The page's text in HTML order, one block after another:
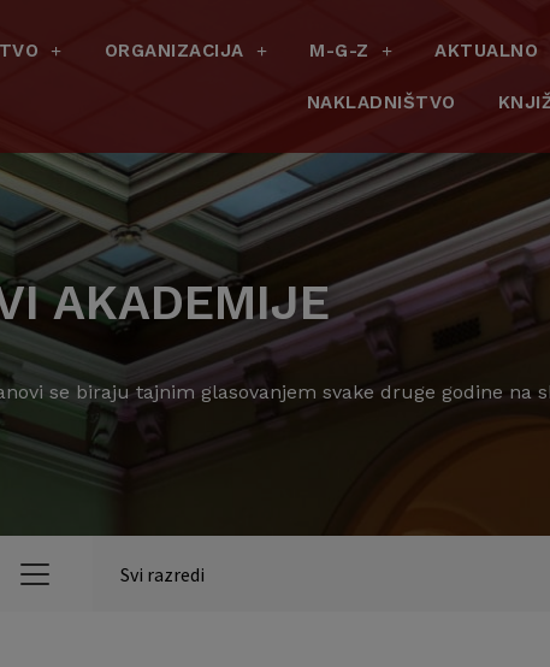
ORGANIZACIJA M-G-Z AKTUALNO
NAKLADNIŠTVO
AKADEMIJE
se biraju tajnim glasovanjem svake druge godine na